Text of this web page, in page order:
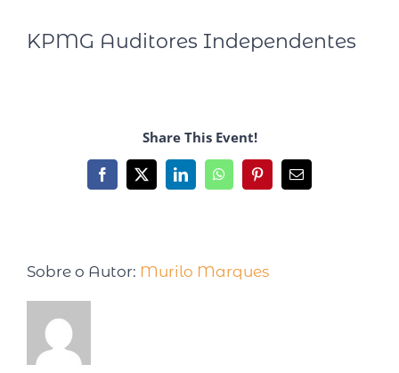
KPMG Auditores Independentes
Share This Event!
Sobre o Autor: Murilo Marques